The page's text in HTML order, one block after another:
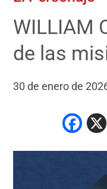
WILLIAM
de las
30 de enero de